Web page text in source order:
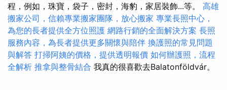
程，例如，珠寶，袋子，密封，海豹，家居裝飾...等。 高雄
搬家公司，信賴專業搬家團隊，放心搬家 專業長照中心，
為您的長者提供全方位照護 網路行銷的全面解決方案 長照
服務內容，為長者提供更多關懷與陪伴 換護照的常見問題
與解答 打掃阿姨的價格，提供透明報價 如何辦護照，流程
全解析 推拿與整骨結合 我真的很喜歡去Balatonföldvár。